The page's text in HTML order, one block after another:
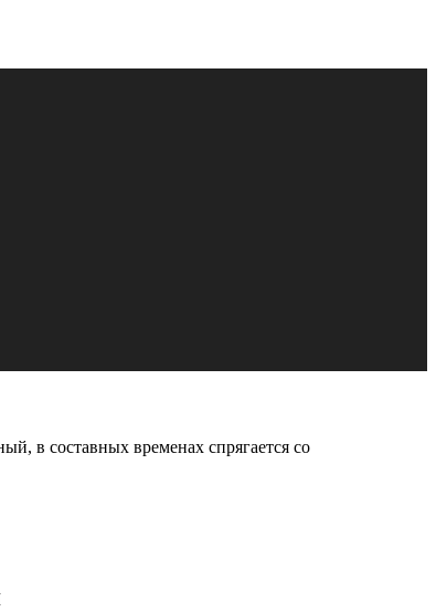
в составных временах спрягается со